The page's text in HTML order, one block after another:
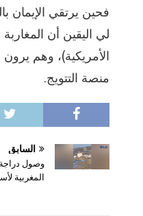
فحين يرتقي الإيمان
الأمريكية)، وهم
منصة التتويج.
السابق
وصول
المغربية